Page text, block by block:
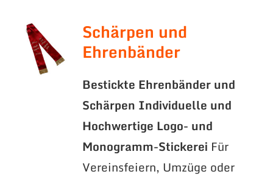
Schärpen und
Ehrenbänder
Bestickte Ehrenbänder und
Schärpen Individuelle und
Hochwertige Logo- und
Monogramm-Stickerei Für
Vereinsfeiern, Umzüge oder